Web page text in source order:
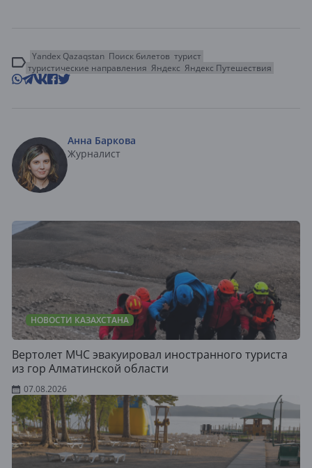
Yandex Qazaqstan Поиск билетов турист
туристические направления Яндекс Яндекс Путешествия
Анна Баркова
Журналист
НОВОСТИ КАЗАХСТАНА
Вертолет МЧС эвакуировал иностранного туриста
из гор Алматинской области
07.08.2026